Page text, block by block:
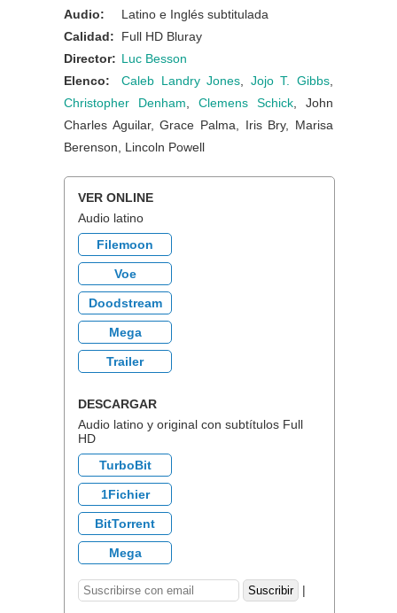
Audio:
Latino e Inglés subtitulada
Calidad:
Full HD Bluray
Director: Luc Besson
Elenco:
Caleb Landry Jones Jojo T. Gibbs
Christopher Denham
Clemens Schick , John
Charles Aguilar, Grace Palma, Iris Bry, Marisa
Berenson, Lincoln Powell
VER ONLINE
Audio latino
Filemoon
Voe
Doodstream
Mega
Trailer
DESCARGAR
Audio latino y original con subtítulos Full
HD
TurboBit
1Fichier
BitTorrent
Mega
|